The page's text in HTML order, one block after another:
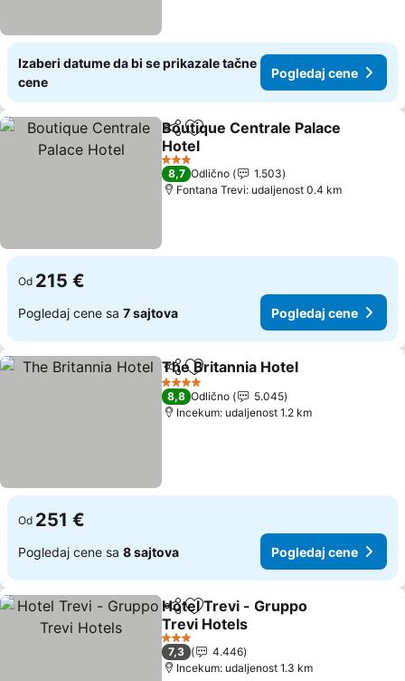
Izaberi datume da bi se prikazale tačne
cene
Pogledaj cene
Deli Dodati u favorite
Boutique Centrale Palace
Hotel
3 Zvezdice
8,7 Odlično
1.503
Fontana Trevi: udaljenost 0.4 km
Od 215 €
Pogledaj cene sa 7 sajtova Pogledaj cene
Deli Dodati u favorite
The Britannia Hotel
4 Zvezdice
8,8 Odlično
5.045
Incekum: udaljenost 1.2 km
Od 251 €
Pogledaj cene sa 8 sajtova Pogledaj cene
Deli Dodati u favorite
Hotel Trevi - Gruppo
Trevi Hotels
3 Zvezdice
7,3
4.446
Incekum: udaljenost 1.3 km